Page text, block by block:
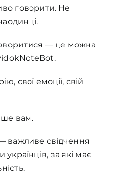
говорити. Не
— це можна
свої емоції, свій
вам.
важливе свідчення
українців, за які має